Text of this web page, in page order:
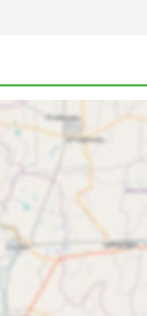
버스로 제공됩
. 수면 좌석이
있는 좌석이
버스가 주유
차를 위해 버
여행의 경우,
버스 좌석을 구